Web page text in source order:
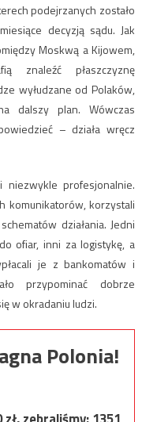
podejrzanych zostało
decyzją sądu. Jak
Moskwą a Kijowem,
znaleźć płaszczyznę
wyłudzane od Polaków,
dalszy plan. Wówczas
– działa wręcz
niezwykle profesjonalnie.
komunikatorów, korzystali
działania. Jedni
ofiar, inni za logistykę, a
je z bankomatów i
przypominać dobrze
w okradaniu ludzi.
Polonia!